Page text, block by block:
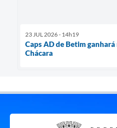
23 JUL 2026 - 14h19
Caps AD de Betim
Chácara